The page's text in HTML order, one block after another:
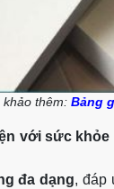
thêm: Bảng
với sức
đa dạng, đáp